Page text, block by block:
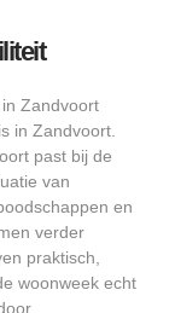
Zandvoort
in Zandvoort.
past bij de
van
en
verder
praktisch,
woonweek echt